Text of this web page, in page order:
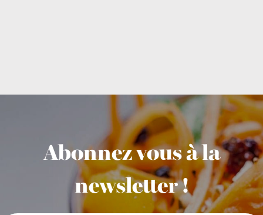
Abonnez vous à la
newsletter !